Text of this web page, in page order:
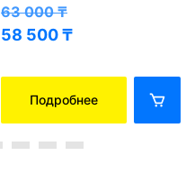
63 000₸
58 500₸
Подробнее